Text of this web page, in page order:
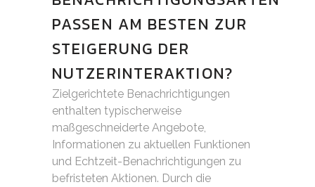
PASSEN AM BESTEN ZUR
STEIGERUNG DER
NUTZERINTERAKTION?
Zielgerichtete Benachrichtigungen
enthalten typischerweise
maßgeschneiderte Angebote,
Informationen zu aktuellen Funktionen
und Echtzeit-Benachrichtigungen zu
befristeten Aktionen. Durch die